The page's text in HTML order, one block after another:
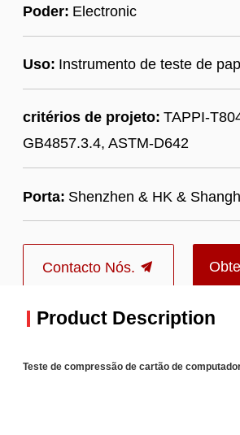
Poder: Electronic
Uso: Instrumento de teste de
critérios de projeto: TAPPI-
GB4857.3.4, ASTM-D642
Porta: Shenzhen & HK &
Contacto Nós.
Product Description
Teste de compressão de cartão de